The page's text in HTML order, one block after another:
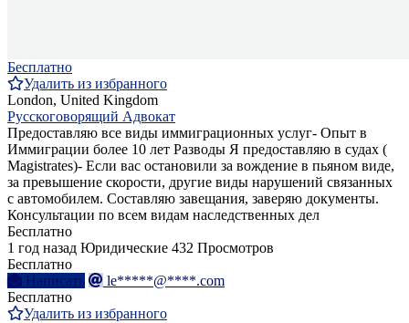
Бесплатно
Удалить из избранного
London, United Kingdom
Русскоговорящий Адвокат
Предоставляю все виды иммиграционных услуг- Опыт в
Иммиграции более 10 лет Разводы Я предоставляю в судах (
Magistrates)- Если вас остановили за вождение в пьяном виде,
за превышение скорости, другие виды нарушений связанных
с автомобилем. Составляю завещания, заверяю документы.
Консультации по всем видам наследственных дел
Бесплатно
1 год назад Юридические 432 Просмотров
Бесплатно
Написать
le*****@****.com
Бесплатно
Удалить из избранного